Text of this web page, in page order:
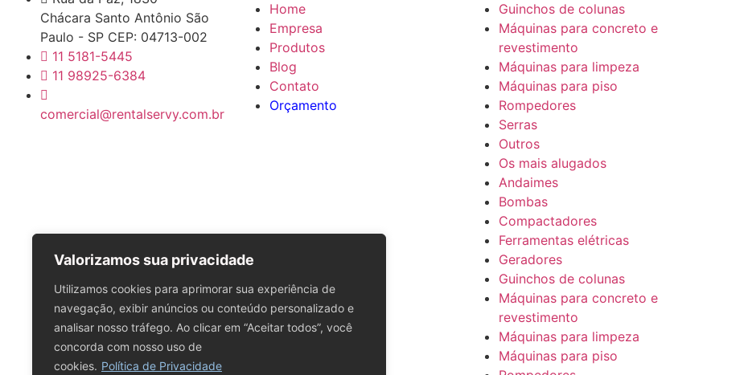
Valorizamos sua privacidade
Utilizamos cookies para aprimorar sua experiência de
navegação, exibir anúncios ou conteúdo personalizado e
analisar nosso tráfego. Ao clicar em “Aceitar todos”, você
concorda com nosso uso de
cookies. Política de Privacidade
Chácara Santo Antônio São
Paulo - SP CEP: 04713-002
11 5181-5445
11 98925-6384
comercial@rentalservy.com.br
Home
Empresa
Produtos
Blog
Contato
Orçamento
Guinchos de colunas
Máquinas para concreto e
revestimento
Máquinas para limpeza
Máquinas para piso
Rompedores
Serras
Outros
Os mais alugados
Andaimes
Bombas
Compactadores
Ferramentas elétricas
Geradores
Guinchos de colunas
Máquinas para concreto e
revestimento
Máquinas para limpeza
Máquinas para piso